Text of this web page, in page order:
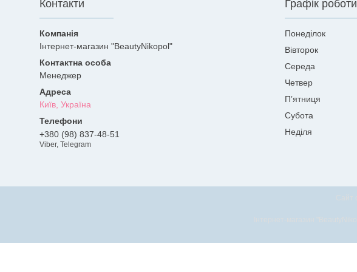
Контакти
Інтернет-магазин "BeautyNikopol"
Менеджер
Київ, Україна
+380 (98) 837-48-51
Viber, Telegram
Графік роботи
Понеділок
Вівторок
Середа
Четвер
Пʼятниця
Субота
Неділя